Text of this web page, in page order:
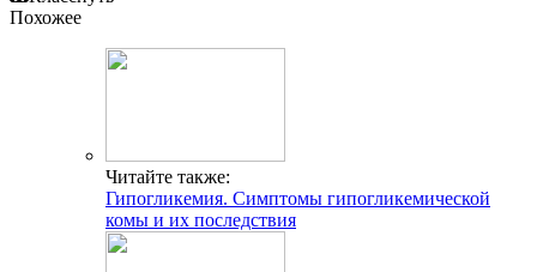
Похожее
Читайте также:
Гипогликемия. Симптомы гипогликемической
комы и их последствия